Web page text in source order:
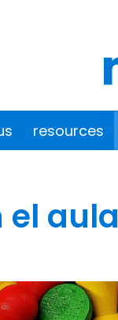
resources
el aula